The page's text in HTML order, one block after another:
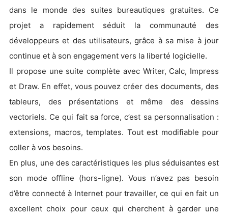
dans le monde des suites bureautiques gratuites. Ce
projet a rapidement séduit la communauté des
développeurs et des utilisateurs, grâce à sa mise à jour
continue et à son engagement vers la liberté logicielle.
Il propose une suite complète avec Writer, Calc, Impress
et Draw. En effet, vous pouvez créer des documents, des
tableurs, des présentations et même des dessins
vectoriels. Ce qui fait sa force, c’est sa personnalisation :
extensions, macros, templates. Tout est modifiable pour
coller à vos besoins.
En plus, une des caractéristiques les plus séduisantes est
son mode offline (hors-ligne). Vous n’avez pas besoin
d’être connecté à Internet pour travailler, ce qui en fait un
excellent choix pour ceux qui cherchent à garder une